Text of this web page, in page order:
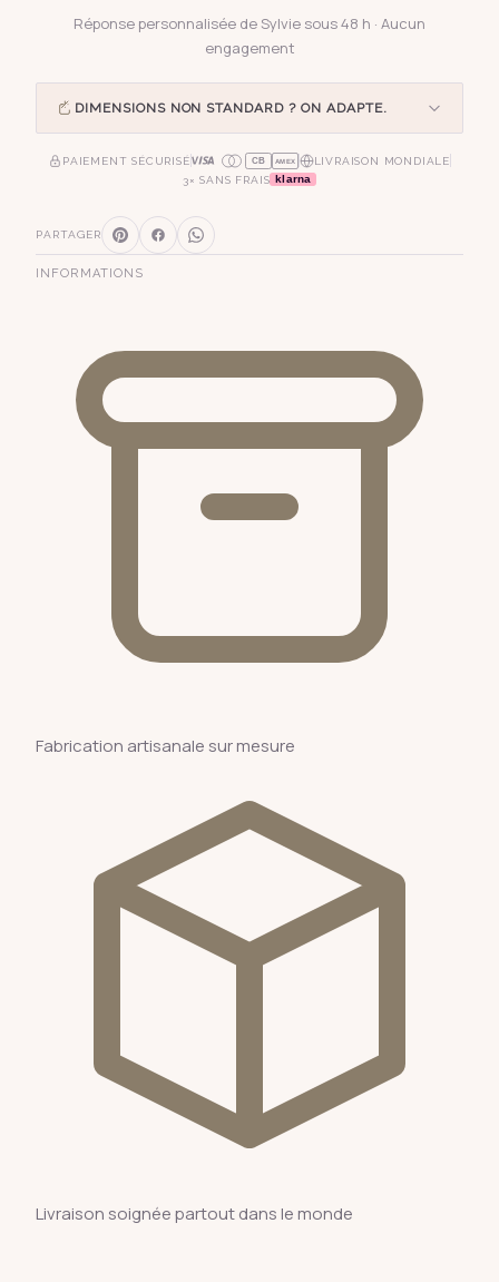
Réponse personnalisée de Sylvie sous 48 h · Aucun
engagement
DIMENSIONS NON STANDARD ? ON ADAPTE.
PAIEMENT SÉCURISÉ CB AMEX
LIVRAISON MONDIALE
3× SANS FRAIS klarna
PARTAGER
INFORMATIONS
Fabrication artisanale sur mesure
Livraison soignée partout dans le monde